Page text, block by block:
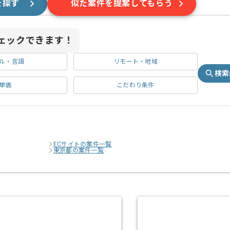
す 似た案件を提案してもらう
ックできます！
・言語 リモート・地域
単価 こだわり条件
検
ECサイトの案件一覧
東京都の案件一覧